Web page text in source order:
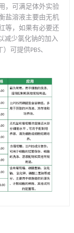
，可满足体外实验
盐溶液主要由无机
等，如果有必要还
减少氯化钠的加入
）可提供PBS、